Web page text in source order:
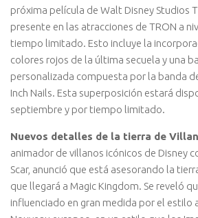
próxima película de Walt Disney Studios
presente en las atracciones de TRON a
tiempo limitado. Esto incluye la
colores rojos de la última secuela y una
personalizada compuesta por la banda
Inch Nails. Esta superposición estará
septiembre y por tiempo limitado.
Nuevos detalles de la tierra de
animador de villanos icónicos de Disney
Scar, anunció que está asesorando la
que llegará a Magic Kingdom. Se reveló
influenciado en gran medida por el estilo